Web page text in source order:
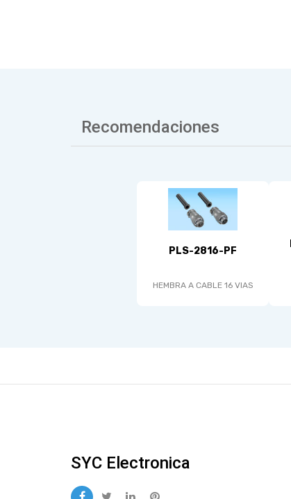
Recomendaciones
PLS-2816-PF
HEMBRA A CABLE 16 VIAS
SYC Electronica